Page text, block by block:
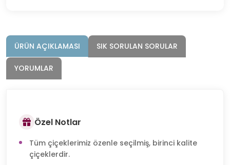
ÜRÜN AÇIKLAMASI SIK SORULAN SORULAR
YORUMLAR
Özel Notlar
Tüm çiçeklerimiz özenle seçilmiş, birinci kalite
çiçeklerdir.